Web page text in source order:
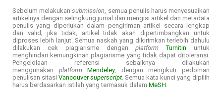
Sebelum melakukansubmission, semua penulis harus menyesuaikan
artikelnya dengan selingkung jurnal dan mengisi artikel dan metadata
penulis yang diperlukan dalam pengiriman artikel secara lengkap
dan valid; jika tidak, artikel tidak akan dipertimbangkan untuk
diproses lebih lanjut. Semua naskah yang dikirimkan terlebih dahulu
dilakukan cek plagiarisme denganplatformTurnitin untuk
menghindari kemungkinan plagiarisme yang tidak dapat ditoleransi.
Pengelolaan referensi sebaiknya dilakukan
menggunakan platform Mendeley, dengan mengikuti pedoman
penulisan sitasi Vancouversuperscript. Semua kata kunci yang dipilih
harus berdasarkan istilah yang termasuk dalam MeSH.